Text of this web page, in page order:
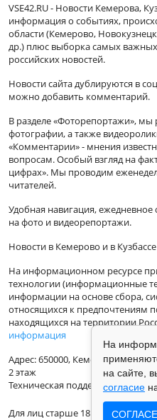
VSE42.RU - Новости Кемерова,
информация о событиях,
области (Кемерово,
др.) плюс выборка самых
российских новостей.
Новости сайта дублируются в
можно добавить комментарий.
В разделе «Фоторепортажи»,
фотографии, а также
«Комментарии» - мнения
вопросам. Особый взгляд на
цифрах». Мы проводим
читателей.
Удобная навигация,
на фото и видеорепортажи.
Новости в Кемерово и в
На информационном ресурсе
технологии (информационные
информации на основе сбора,
относящихся к предпочтениям
находящихся на территории
информация
Адрес: 650000, Кемеровская
2 этаж
Техническая поддержка:
Для лиц старше 18 лет.
На
на сайте,
согласие